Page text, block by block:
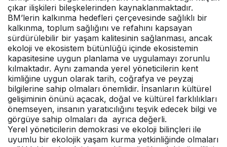
çıkar ilişkileri bileşkelerinden kaynaklanmaktadır.
BM’lerin kalkınma hedefleri çerçevesinde sağlıklı bir
kalkınma, toplum sağlığını ve refahını kapsayan
sürdürülebilir bir yaşam kalitesinin sağlanması, ancak
ekoloji ve ekosistem bütünlüğü içinde ekosistemin
kapasitesine uygun planlama ve uygulamayı zorunlu
kılmaktadır. Aynı zamanda yerel yöneticilerin kent
kimliğine uygun olarak tarih, coğrafya ve peyzaj
bilgilerine sahip olmaları önemlidir. İnsanların kültürel
gelişiminin önünü açacak, doğal ve kültürel farklılıkları
önemseyen, insanın yaratıcılığını teşvik edecek bilgi ve
görgüye sahip olmaları da ayrıca değerli.
Yerel yöneticilerin demokrasi ve ekoloji bilinçleri ile
uyumlu bir ekolojik yaşam kurma yetkinliğinde olmaları